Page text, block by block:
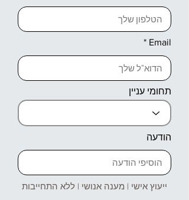
Email
תחומי עניין
הודעה
ייעוץ אישי | מענה אנושי | ללא התחייבות